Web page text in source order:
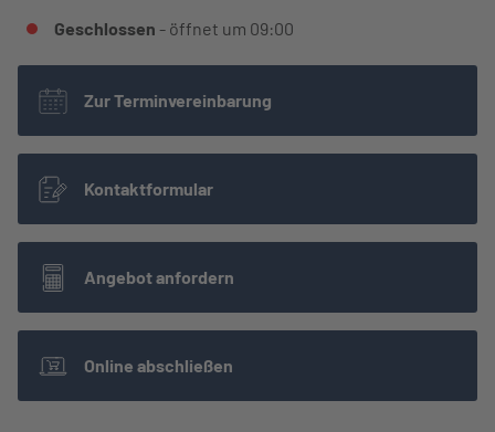
Geschlossen - öffnet um 09:00
Zur Terminvereinbarung
Kontaktformular
Angebot anfordern
Online abschließen